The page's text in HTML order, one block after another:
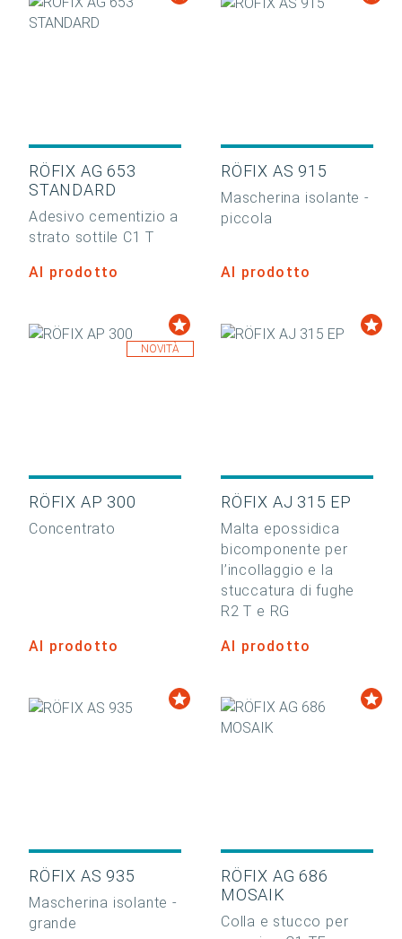
RÖFIX AG 653
STANDARD
Adesivo cementizio a
strato sottile C1 T
Al prodotto
RÖFIX AS 915
Mascherina isolante -
piccola
Al prodotto
NOVITÀ
RÖFIX AP 300
Concentrato
Al prodotto
RÖFIX AJ 315 EP
Malta epossidica
bicomponente per
l’incollaggio e la
stuccatura di fughe
R2 T e RG
Al prodotto
RÖFIX AS 935
Mascherina isolante -
grande
RÖFIX AG 686
MOSAIK
Colla e stucco per